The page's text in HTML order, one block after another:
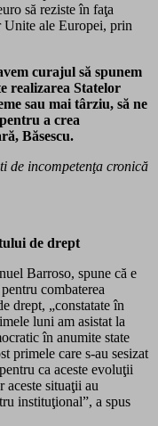
să reziste în faţa
Unite ale Europei, prin
curajul să spunem
realizarea Statelor
sau mai târziu, să ne
a crea
Băsescu.
de incompetenţa cronică
de drept
Barroso, spune că e
combaterea
drept, „constatate în
luni am asistat la
în anumite state
primele care s-au sesizat
ca aceste evoluţii
aceste situaţii au
instituţional”, a spus